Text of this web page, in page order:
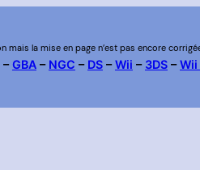
la mise en page n’est pas encore
–GBA– NGC – DS–Wii – 3DS–Wii